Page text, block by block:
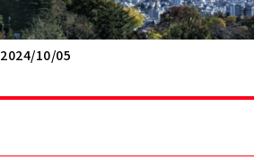
2024/10/05